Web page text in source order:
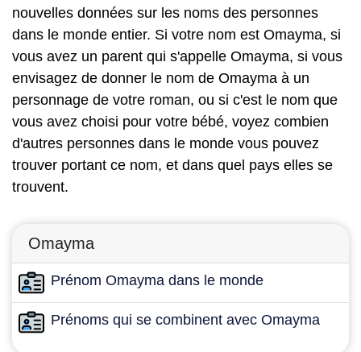
nouvelles données sur les noms des personnes
dans le monde entier. Si votre nom est Omayma, si
vous avez un parent qui s'appelle Omayma, si vous
envisagez de donner le nom de Omayma à un
personnage de votre roman, ou si c'est le nom que
vous avez choisi pour votre bébé, voyez combien
d'autres personnes dans le monde vous pouvez
trouver portant ce nom, et dans quel pays elles se
trouvent.
Omayma
Prénom Omayma dans le monde
Prénoms qui se combinent avec Omayma